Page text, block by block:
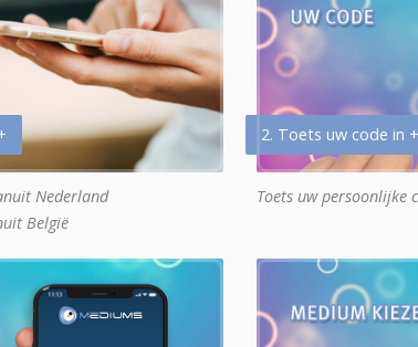
Nederland
België
2. Toets uw code in +
Toets uw persoonlijke